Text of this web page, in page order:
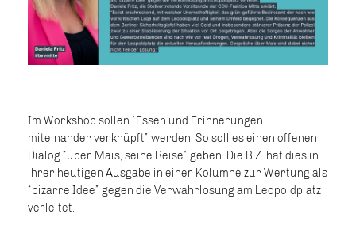
Im Workshop sollen “Essen und Erinnerungen
miteinander verknüpft” werden. So soll es einen offenen
Dialog “über Mais, seine Reise” geben. Die B.Z. hat dies in
ihrer heutigen Ausgabe in einer Kolumne zur Wertung als
“bizarre Idee” gegen die Verwahrlosung am Leopoldplatz
verleitet.